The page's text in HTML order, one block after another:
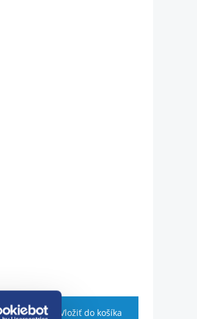
Vložiť do košíka